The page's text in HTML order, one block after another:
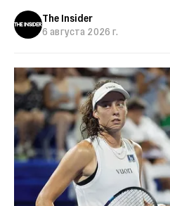
The Insider
6 августа 2026 г.